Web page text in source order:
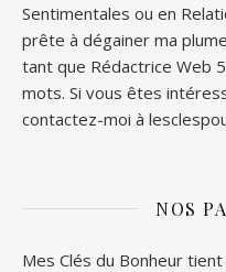
Sentimentales ou en
prête à dégainer ma
tant que Rédactrice Web
mots. Si vous êtes
contactez-moi à
NOS
Mes Clés du Bonheur